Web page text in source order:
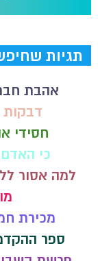
תגיות
אהבת
דבקות
חסידי
כי
למה אסור
מכירת
ספר